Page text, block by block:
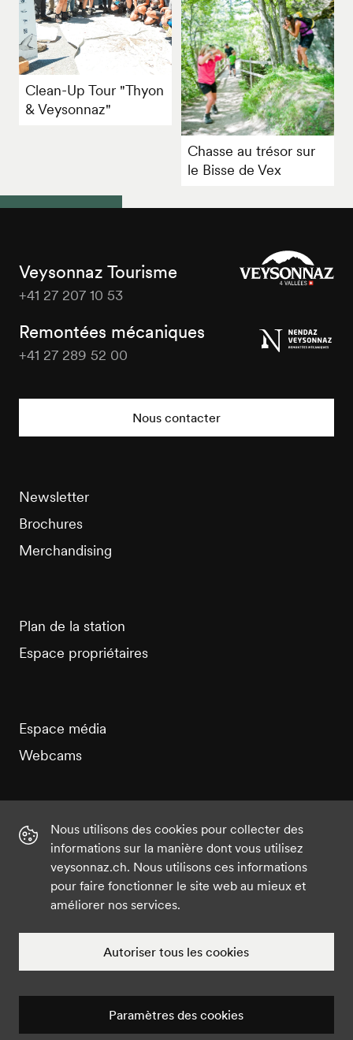
Clean-Up Tour "Thyon
& Veysonnaz"
Chasse au trésor sur
le Bisse de Vex
Veysonnaz Tourisme
+41 27 207 10 53
Remontées mécaniques
+41 27 289 52 00
Nous contacter
Newsletter
Brochures
Merchandising
Plan de la station
Espace propriétaires
Espace média
Webcams
YouTube
Nous utilisons des cookies pour collecter des
informations sur la manière dont vous utilisez
veysonnaz.ch. Nous utilisons ces informations
pour faire fonctionner le site web au mieux et
améliorer nos services.
Paramètres des cookies